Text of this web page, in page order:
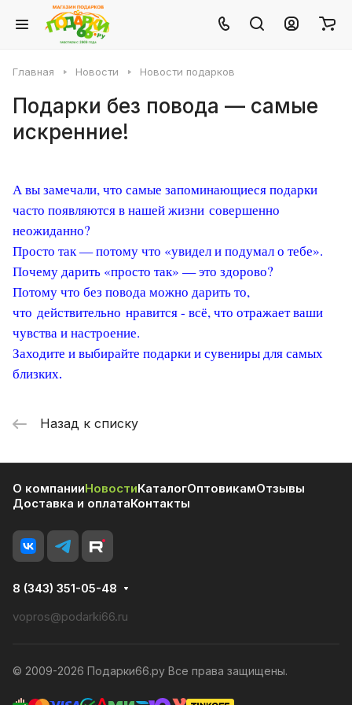
Главная Новости Новости подарков
Подарки без повода — самые
искренние!
А вы замечали, что самые запоминающиеся подарки
часто появляются в нашей жизни совершенно
неожиданно?
Просто так — потому что «увидел и подумал о тебе».
Почему дарить «просто так» — это здорово?
Потому что без повода можно дарить то,
что действительно нравится - всё, что отражает ваши
чувства и настроение.
Заходите и выбирайте подарки и сувенирыдля самых
близких.
Назад к списку
О компанииНовостиКаталогОптовикамОтзывы
Доставка и оплатаКонтакты
8 (343) 351-05-48
vopros@podarki66.ru
© 2009-2026 Подарки66.ру Все права защищены.